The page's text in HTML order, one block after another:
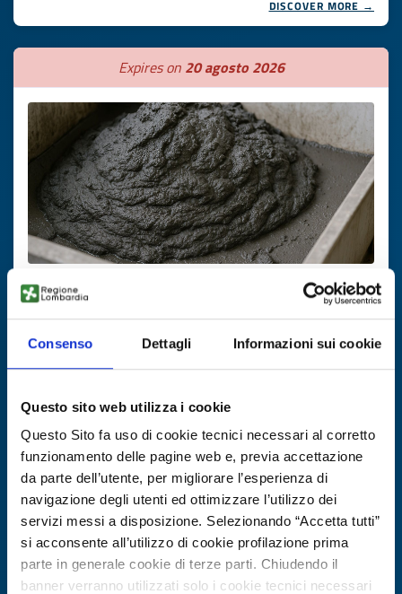
Consenso Dettagli Informazioni sui cookie
Questo sito web utilizza i cookie
Questo Sito fa uso di cookie tecnici necessari al corretto
funzionamento delle pagine web e, previa accettazione
da parte dell’utente, per migliorare l’esperienza di
navigazione degli utenti ed ottimizzare l’utilizzo dei
servizi messi a disposizione. Selezionando “Accetta tutti”
si acconsente all’utilizzo di cookie profilazione prima
parte in generale cookie di terze parti. Chiudendo il
banner verranno utilizzati solo i cookie tecnici necessari
DISCOVER MORE →
Expires on 20 agosto 2026
Technology request
Valorizzazione fanghi da lavorazione
pietre artificiali
ID: TRES20250709007
Expires on27 ottobre 2026